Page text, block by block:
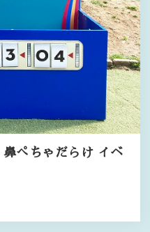
鼻ぺちゃだらけ イベ